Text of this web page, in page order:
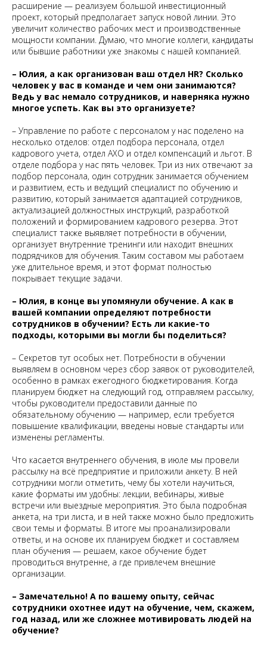
расширение — реализуем большой инвестиционный
проект, который предполагает запуск новой линии. Это
увеличит количество рабочих мест и производственные
мощности компании. Думаю, что многие коллеги, кандидаты
или бывшие работники уже знакомы с нашей компанией.
– Юлия, а как организован ваш отдел HR? Сколько
человек у вас в команде и чем они занимаются?
Ведь у вас немало сотрудников, и наверняка нужно
многое успеть. Как вы это организуете?
– Управление по работе с персоналом у нас поделено на
несколько отделов: отдел подбора персонала, отдел
кадрового учета, отдел АХО и отдел компенсаций и льгот. В
отделе подбора у нас пять человек. Три из них отвечают за
подбор персонала, один сотрудник занимается обучением
и развитием, есть и ведущий специалист по обучению и
развитию, который занимается адаптацией сотрудников,
актуализацией должностных инструкций, разработкой
положений и формированием кадрового резерва. Этот
специалист также выявляет потребности в обучении,
организует внутренние тренинги или находит внешних
подрядчиков для обучения. Таким составом мы работаем
уже длительное время, и этот формат полностью
покрывает текущие задачи.
– Юлия, в конце вы упомянули обучение. А как в
вашей компании определяют потребности
сотрудников в обучении? Есть ли какие-то
подходы, которыми вы могли бы поделиться?
– Секретов тут особых нет. Потребности в обучении
выявляем в основном через сбор заявок от руководителей,
особенно в рамках ежегодного бюджетирования. Когда
планируем бюджет на следующий год, отправляем рассылку,
чтобы руководители предоставили данные по
обязательному обучению — например, если требуется
повышение квалификации, введены новые стандарты или
изменены регламенты.
Что касается внутреннего обучения, в июле мы провели
рассылку на всё предприятие и приложили анкету. В ней
сотрудники могли отметить, чему бы хотели научиться,
какие форматы им удобны: лекции, вебинары, живые
встречи или выездные мероприятия. Это была подробная
анкета, на три листа, и в ней также можно было предложить
свои темы и форматы. В итоге мы проанализировали
ответы, и на основе их планируем бюджет и составляем
план обучения — решаем, какое обучение будет
проводиться внутренне, а где привлечем внешние
организации.
– Замечательно! А по вашему опыту, сейчас
сотрудники охотнее идут на обучение, чем, скажем,
год назад, или же сложнее мотивировать людей на
обучение?